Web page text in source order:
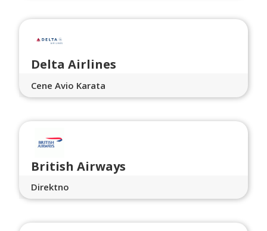
Delta Airlines
Cene Avio Karata
British Airways
Direktno